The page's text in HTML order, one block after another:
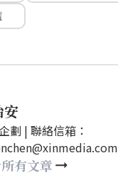
安
劃 | 聯絡信箱：
有文章